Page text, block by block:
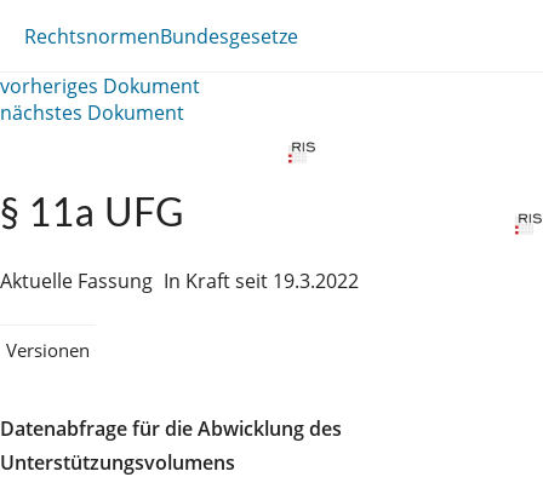
RechtsnormenBundesgesetze
vorheriges Dokument
nächstes Dokument
§ 11a UFG
Aktuelle Fassung In Kraft seit 19.3.2022
Versionen
Datenabfrage für die Abwicklung des
Unterstützungsvolumens